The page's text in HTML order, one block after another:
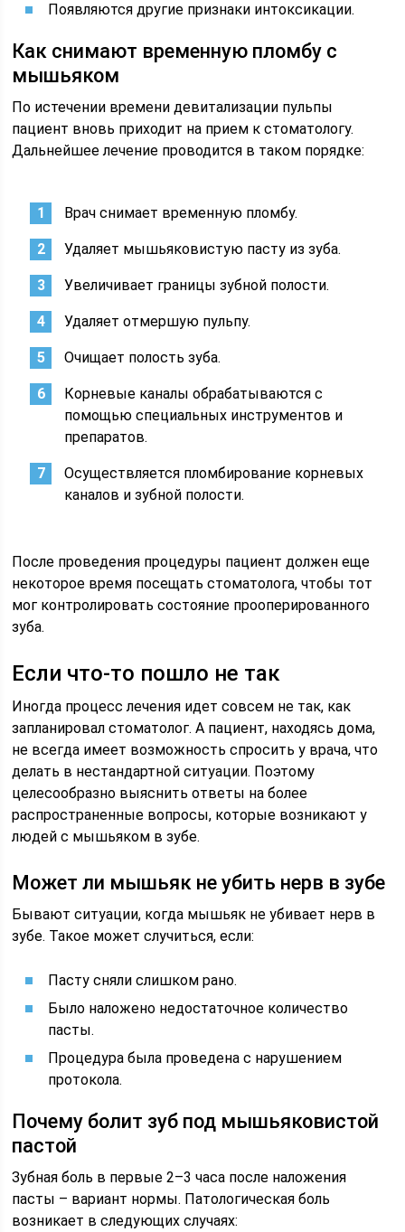
Появляются другие признаки интоксикации.
Как снимают временную пломбу с
мышьяком
По истечении времени девитализации пульпы
пациент вновь приходит на прием к стоматологу.
Дальнейшее лечение проводится в таком порядке:
Врач снимает временную пломбу.
Удаляет мышьяковистую пасту из зуба.
Увеличивает границы зубной полости.
Удаляет отмершую пульпу.
Очищает полость зуба.
Корневые каналы обрабатываются с
помощью специальных инструментов и
препаратов.
Осуществляется пломбирование корневых
каналов и зубной полости.
После проведения процедуры пациент должен еще
некоторое время посещать стоматолога, чтобы тот
мог контролировать состояние прооперированного
зуба.
Если что-то пошло не так
Иногда процесс лечения идет совсем не так, как
запланировал стоматолог. А пациент, находясь дома,
не всегда имеет возможность спросить у врача, что
делать в нестандартной ситуации. Поэтому
целесообразно выяснить ответы на более
распространенные вопросы, которые возникают у
людей с мышьяком в зубе.
Может ли мышьяк не убить нерв в зубе
Бывают ситуации, когда мышьяк не убивает нерв в
зубе. Такое может случиться, если:
Пасту сняли слишком рано.
Было наложено недостаточное количество
пасты.
Процедура была проведена с нарушением
протокола.
Почему болит зуб под мышьяковистой
пастой
Зубная боль в первые 2–3 часа после наложения
пасты – вариант нормы. Патологическая боль
возникает в следующих случаях: